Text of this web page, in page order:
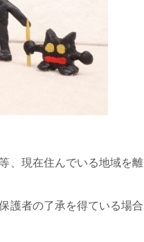
、現在住んでいる地域を離
護者の了承を得ている場合